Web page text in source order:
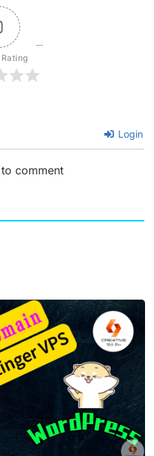
Login
comment
Page